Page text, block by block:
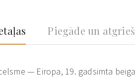
Piegāde un
— Eiropa, 19. gadsimta